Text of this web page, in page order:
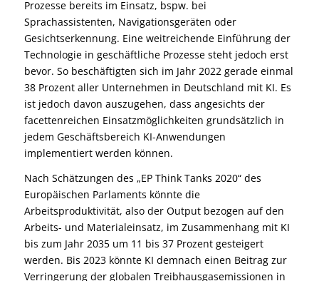
Prozesse bereits im Einsatz, bspw. bei
Sprachassistenten, Navigationsgeräten oder
Gesichtserkennung. Eine weitreichende Einführung der
Technologie in geschäftliche Prozesse steht jedoch erst
bevor. So beschäftigten sich im Jahr 2022 gerade einmal
38 Prozent aller Unternehmen in Deutschland mit KI. Es
ist jedoch davon auszugehen, dass angesichts der
facettenreichen Einsatzmöglichkeiten grundsätzlich in
jedem Geschäftsbereich KI-Anwendungen
implementiert werden können.
Nach Schätzungen des „EP Think Tanks 2020“ des
Europäischen Parlaments könnte die
Arbeitsproduktivität, also der Output bezogen auf den
Arbeits- und Materialeinsatz, im Zusammenhang mit KI
bis zum Jahr 2035 um 11 bis 37 Prozent gesteigert
werden. Bis 2023 könnte KI demnach einen Beitrag zur
Verringerung der globalen Treibhausgasemissionen in